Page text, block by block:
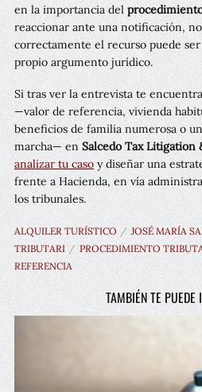
en la importancia del
reaccionar ante una notificación,
correctamente el recurso puede
propio argumento jurídico.
Si tras ver la entrevista te
—valor de referencia, vivienda
beneficios de familia numerosa o
marcha— enSalcedo Tax Litigation
analizar tu casoy diseñar una
frente a Hacienda, en vía
los tribunales.
ALQUILER TURÍSTICO JOSÉ MARÍA
TRIBUTARI
PROCEDIMIENTO
REFERENCIA
TAMBIÉN TE PUEDE